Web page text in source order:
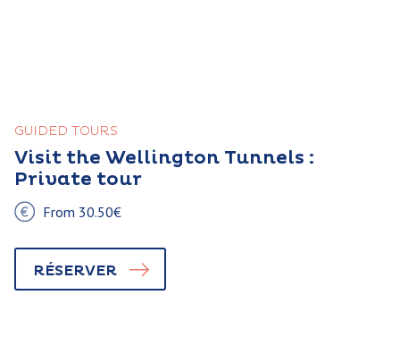
GUIDED TOURS
Visit the Wellington Tunnels :
Private tour
From 30.50€
RÉSERVER